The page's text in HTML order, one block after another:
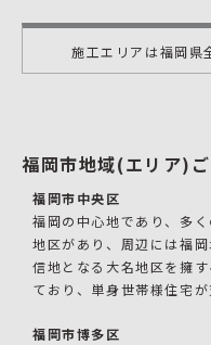
施工エリアは福岡県
福岡市地域(エリア)
福岡市中央区
福岡の中心地であり、多
地区があり、周辺には福
信地となる大名地区を擁
ており、単身世帯様住宅
福岡市博多区